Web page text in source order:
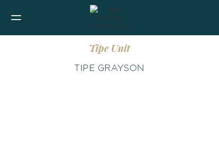
Tipe Unit
TIPE GRAYSON